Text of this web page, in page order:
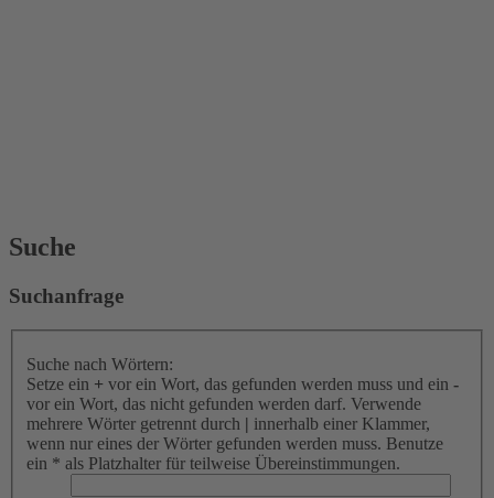
Suche
Suchanfrage
Suche nach Wörtern:
Setze ein + vor ein Wort, das gefunden werden muss und ein -
vor ein Wort, das nicht gefunden werden darf. Verwende
mehrere Wörter getrennt durch | innerhalb einer Klammer,
wenn nur eines der Wörter gefunden werden muss. Benutze
ein * als Platzhalter für teilweise Übereinstimmungen.